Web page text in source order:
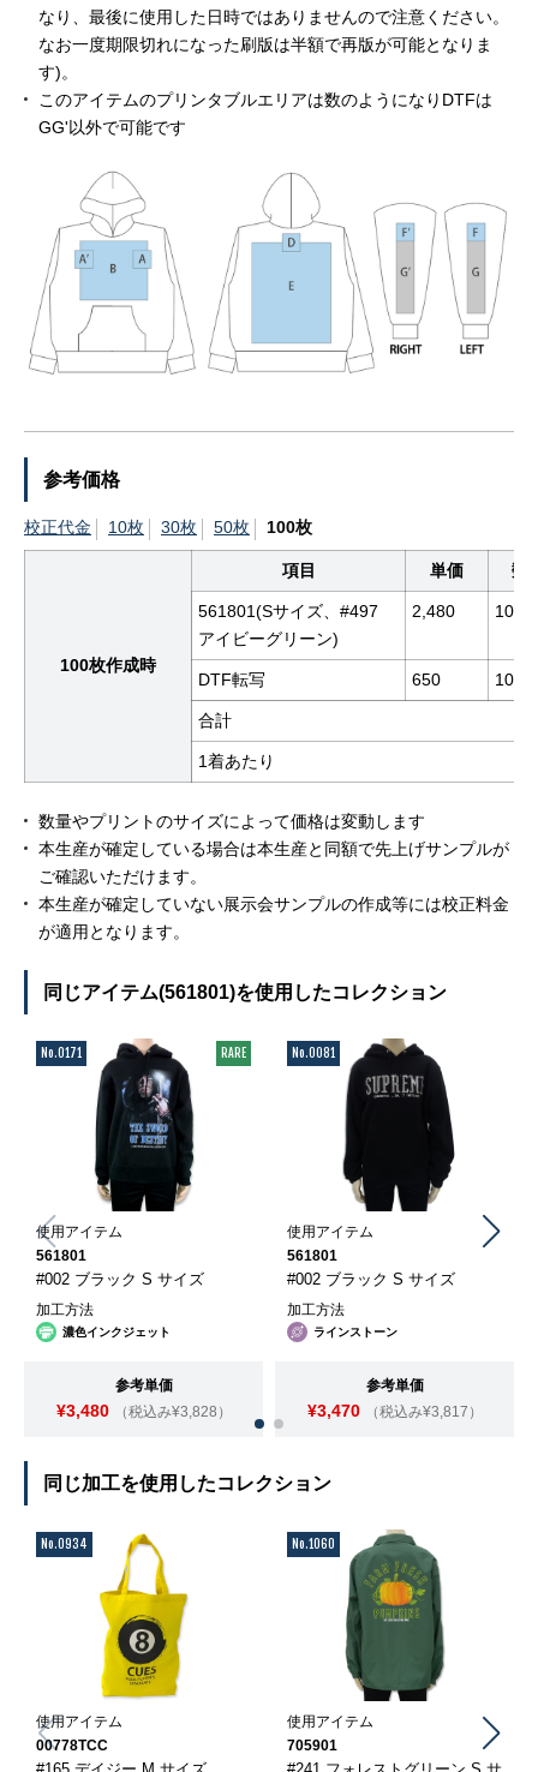
なり、最後に使用した日時ではありませんので注意ください。
なお一度期限切れになった刷版は半額で再版が可能となりま
す)。
このアイテムのプリンタブルエリアは数のようになりDTFは
GG'以外で可能です
参考価格
校正代金 10枚 30枚 50枚 100枚
100枚作成時
項目 単価 数
561801(Sサイズ、#497
アイビーグリーン)
2,480 100
DTF転写 650 100
合計
1着あたり
数量やプリントのサイズによって価格は変動します
本生産が確定している場合は本生産と同額で先上げサンプルが
ご確認いただけます。
本生産が確定していない展示会サンプルの作成等には校正料金
が適用となります。
同じアイテム(561801)を使用したコレクション
No.0171 RARE
使用アイテム
561801
#002 ブラック S サイズ
加工方法
濃色インクジェット
参考単価
¥3,480 （税込み¥3,828）
No.0081
使用アイテム
561801
#002 ブラック S サイズ
加工方法
ラインストーン
参考単価
¥3,470 （税込み¥3,817）
同じ加工を使用したコレクション
No.0934
使用アイテム
00778TCC
No.1060
使用アイテム
705901